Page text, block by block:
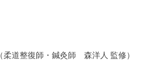
（柔道整復師・鍼灸師 森洋人 監修）